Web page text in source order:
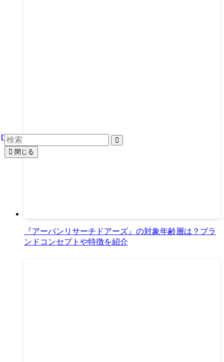
『アーバンリサーチドアーズ』の対象年齢層は？ブラ
ンドコンセプトや特徴を紹介
閉じる